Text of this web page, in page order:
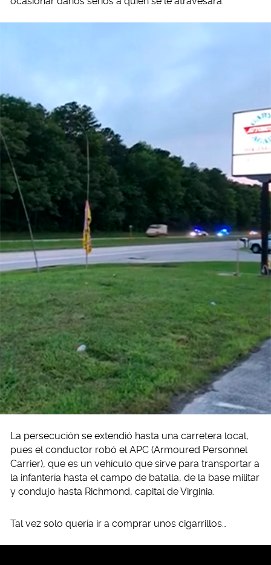
La persecución se extendió hasta una carretera local,
pues el conductor robó el APC (Armoured Personnel
Carrier), que es un vehículo que sirve para transportar a
la infantería hasta el campo de batalla, de la base militar
y condujo hasta Richmond, capital de Virginia.
Tal vez solo quería ir a comprar unos cigarrillos…